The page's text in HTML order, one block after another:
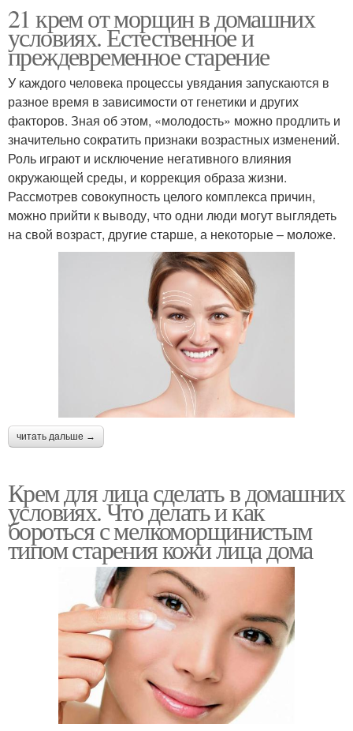
21 крем от морщин в домашних
условиях. Естественное и
преждевременное старение
У каждого человека процессы увядания запускаются в
разное время в зависимости от генетики и других
факторов. Зная об этом, «молодость» можно продлить и
значительно сократить признаки возрастных изменений.
Роль играют и исключение негативного влияния
окружающей среды, и коррекция образа жизни.
Рассмотрев совокупность целого комплекса причин,
можно прийти к выводу, что одни люди могут выглядеть
на свой возраст, другие старше, а некоторые – моложе.
читать дальше →
Крем для лица сделать в домашних
условиях. Что делать и как
бороться с мелкоморщинистым
типом старения кожи лица дома